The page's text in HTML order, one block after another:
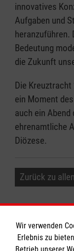
innovatives
Aufgaben und
heranzuführen.
Bedeutung
die Zukunft
Die
ein Moment
auch ein
ehrenamtliche
Diözese.
Zurück zu
Wir verwenden
Erlebnis zu